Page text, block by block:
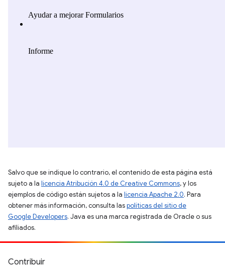
Salvo que se indique lo contrario, el contenido de esta página está
sujeto a la licencia Atribución 4.0 de Creative Commons, y los
ejemplos de código están sujetos a la licencia Apache 2.0. Para
obtener más información, consulta laspolíticas del sitio de
Google Developers. Java es una marca registrada de Oracle o sus
afiliados.
Contribuir